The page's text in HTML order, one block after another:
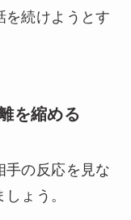
を続けようとす
を縮める
手の反応を見な
ょう。